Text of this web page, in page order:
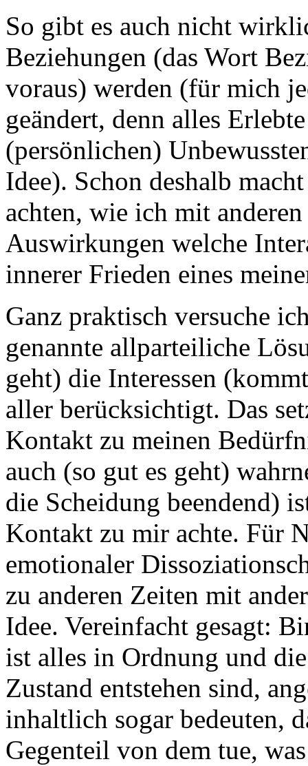
So gibt es auch nicht
Beziehungen (das Wort
voraus) werden (für mich
geändert, denn alles
(persönlichen)
Idee). Schon deshalb
achten, wie ich mit
Auswirkungen welche
innerer Frieden eines
Ganz praktisch versuche
genannte allparteiliche
geht) die Interessen
aller berücksichtigt. Das
Kontakt zu meinen
auch (so gut es geht)
die Scheidung beendend)
Kontakt zu mir achte. Für
emotionaler
zu anderen Zeiten mit
Idee. Vereinfacht gesagt:
ist alles in Ordnung und
Zustand entstehen sind,
inhaltlich sogar bedeuten,
Gegenteil von dem tue,